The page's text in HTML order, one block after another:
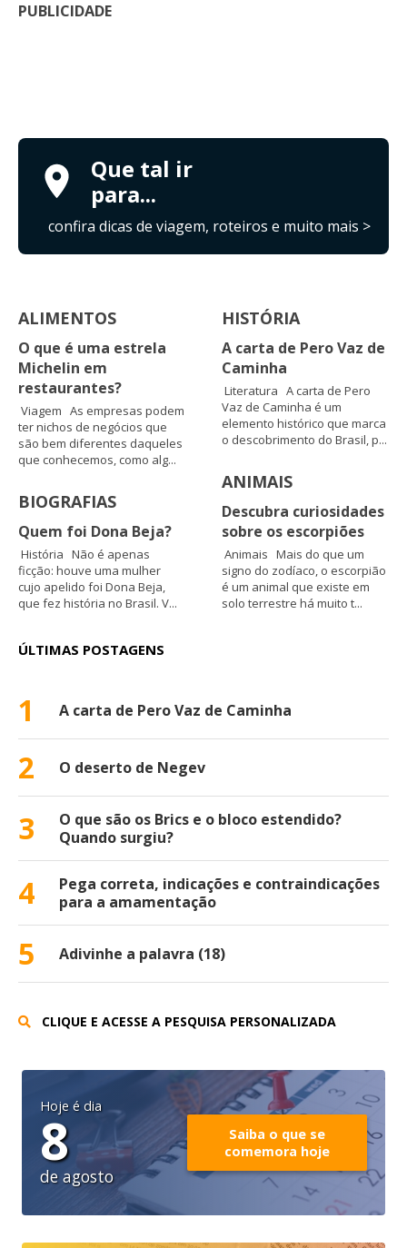
PUBLICIDADE
Que tal ir
para...
confira dicas de viagem, roteiros e muito mais >
ALIMENTOS
O que é uma estrela
Michelin em
restaurantes?
Viagem As empresas podem
ter nichos de negócios que
são bem diferentes daqueles
que conhecemos, como alg...
BIOGRAFIAS
Quem foi Dona Beja?
História Não é apenas
ficção: houve uma mulher
cujo apelido foi Dona Beja,
que fez história no Brasil. V...
HISTÓRIA
A carta de Pero Vaz de
Caminha
Literatura A carta de Pero
Vaz de Caminha é um
elemento histórico que marca
o descobrimento do Brasil, p...
ANIMAIS
Descubra curiosidades
sobre os escorpiões
Animais Mais do que um
signo do zodíaco, o escorpião
é um animal que existe em
solo terrestre há muito t...
ÚLTIMAS POSTAGENS
1 A carta de Pero Vaz de Caminha
2 O deserto de Negev
3
O que são os Brics e o bloco estendido?
Quando surgiu?
4
Pega correta, indicações e contraindicações
para a amamentação
5 Adivinhe a palavra (18)
CLIQUE E ACESSE A PESQUISA PERSONALIZADA
Hoje é dia
8
de agosto
Saiba o que se
comemora hoje